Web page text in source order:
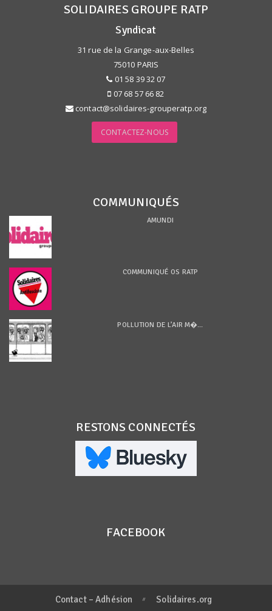
SOLIDAIRES GROUPE RATP
Syndicat
31 rue de la Grange-aux-Belles
75010 PARIS
01 58 39 32 07
07 68 57 66 82
contact@solidaires-grouperatp.org
CONTACTEZ-NOUS
COMMUNIQUÉS
AMUNDI
COMMUNIQUÉ OS RATP
POLLUTION DE L’AIR M�...
RESTONS CONNECTÉS
FACEBOOK
Contact – Adhésion Solidaires.org